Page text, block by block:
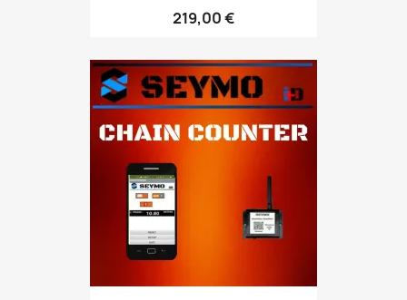
219,00 €